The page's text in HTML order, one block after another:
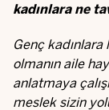
kadınlara ne
Genç
olmanın aile
anlatmaya
meslek sizin